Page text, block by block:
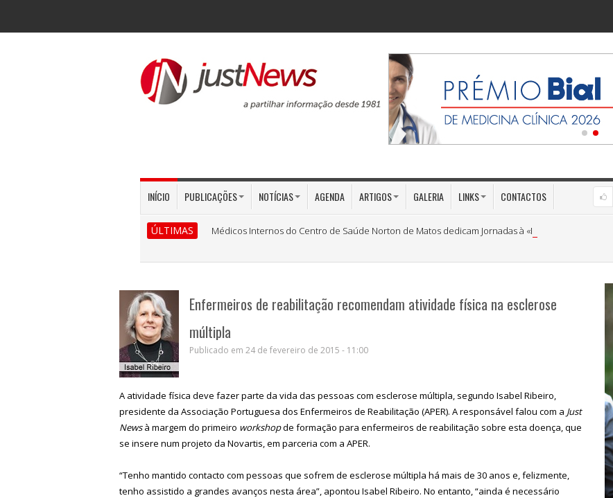
INÍCIO PUBLICAÇÕES NOTÍCIAS AGENDA ARTIGOS GALERIA LINKS CONTACTOS
ÚLTIMAS Médicos Internos do Centro de Saúde Norton de Matos dedicam Jornadas à «Medicina Preventiva»
Enfermeiros de reabilitação recomendam atividade física na esclerose
múltipla
Publicado em 24 de fevereiro de 2015 - 11:00
A atividade física deve fazer parte da vida das pessoas com esclerose múltipla, segundo Isabel Ribeiro,
presidente da Associação Portuguesa dos Enfermeiros de Reabilitação (APER). A responsável falou com a Just
Newsà margem do primeiro workshopde formação para enfermeiros de reabilitação sobre esta doença, que
se insere num projeto da Novartis, em parceria com a APER.
“Tenho mantido contacto com pessoas que sofrem de esclerose múltipla há mais de 30 anos e, felizmente,
tenho assistido a grandes avanços nesta área”, apontou Isabel Ribeiro. No entanto, “ainda é necessário